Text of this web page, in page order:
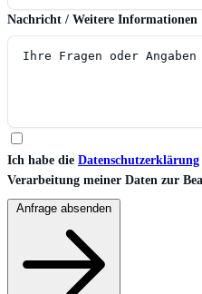
Nachricht / Weitere Informationen
Ich habe die Datenschutzerklärung
Verarbeitung meiner Daten zur